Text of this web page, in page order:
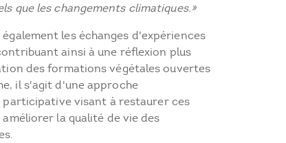
que les changements climatiques.»
les échanges d'expériences
ainsi à une réflexion plus
des formations végétales ouvertes
il s'agit d'une approche
visant à restaurer ces
la qualité de vie des